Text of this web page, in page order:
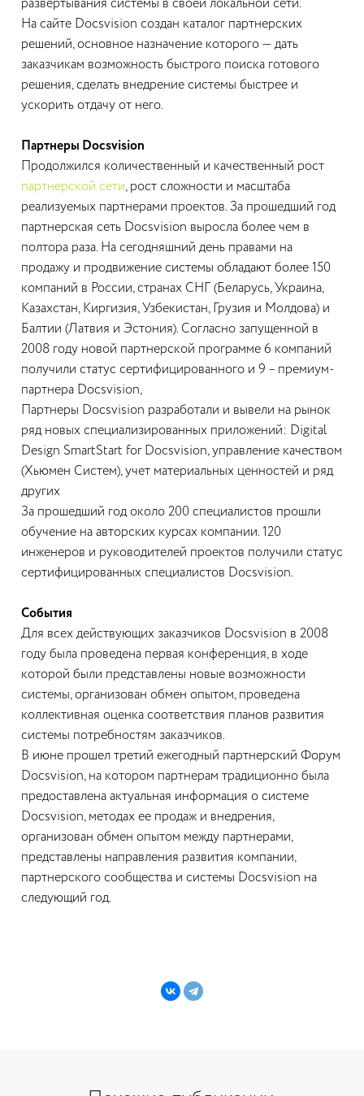
развертывания системы в своей локальной сети.
На сайте Docsvision создан каталог партнерских
решений, основное назначение которого — дать
заказчикам возможность быстрого поиска готового
решения, сделать внедрение системы быстрее и
ускорить отдачу от него.
Партнеры Docsvision
Продолжился количественный и качественный рост
партнерской сети, рост сложности и масштаба
реализуемых партнерами проектов. За прошедший год
партнерская сеть Docsvision выросла более чем в
полтора раза. На сегодняшний день правами на
продажу и продвижение системы обладают более 150
компаний в России, странах СНГ (Беларусь, Украина,
Казахстан, Киргизия, Узбекистан, Грузия и Молдова) и
Балтии (Латвия и Эстония). Согласно запущенной в
2008 году новой партнерской программе 6 компаний
получили статус сертифицированного и 9 – премиум-
партнера Docsvision,
Партнеры Docsvision разработали и вывели на рынок
ряд новых специализированных приложений: Digital
Design SmartStart for Docsvision, управление качеством
(Хьюмен Систем), учет материальных ценностей и ряд
других
За прошедший год около 200 специалистов прошли
обучение на авторских курсах компании. 120
инженеров и руководителей проектов получили статус
сертифицированных специалистов Docsvision.
События
Для всех действующих заказчиков Docsvision в 2008
году была проведена первая конференция, в ходе
которой были представлены новые возможности
системы, организован обмен опытом, проведена
коллективная оценка соответствия планов развития
системы потребностям заказчиков.
В июне прошел третий ежегодный партнерский Форум
Docsvision, на котором партнерам традиционно была
предоставлена актуальная информация о системе
Docsvision, методах ее продаж и внедрения,
организован обмен опытом между партнерами,
представлены направления развития компании,
партнерского сообщества и системы Docsvision на
следующий год.